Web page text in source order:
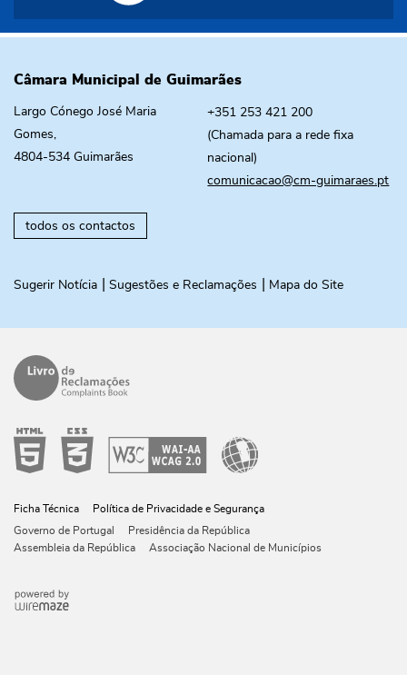
Câmara Municipal de Guimarães
Largo Cónego José Maria
Gomes,
4804-534 Guimarães
+351 253 421 200
(Chamada para a rede fixa
nacional)
comunicacao@cm-guimaraes.pt
todos os contactos
Sugerir Notícia Sugestões e Reclamações Mapa do Site
Ficha Técnica
Política de Privacidade e Segurança
Governo de Portugal
Presidência da República
Assembleia da República
Associação Nacional de Municípios